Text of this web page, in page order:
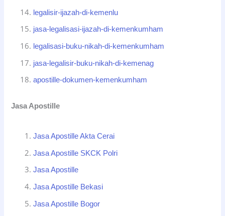
legalisir-ijazah-di-kemenlu
jasa-legalisasi-ijazah-di-kemenkumham
legalisasi-buku-nikah-di-kemenkumham
jasa-legalisir-buku-nikah-di-kemenag
apostille-dokumen-kemenkumham
Jasa Apostille
Jasa Apostille Akta Cerai
Jasa Apostille SKCK Polri
Jasa Apostille
Jasa Apostille Bekasi
Jasa Apostille Bogor